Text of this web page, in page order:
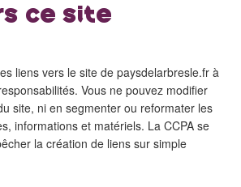
ce site
liens vers le site de paysdelarbresle.fr à
Vous ne pouvez modifier
site, ni en segmenter ou reformater les
informations et matériels. La CCPA se
la création de liens sur simple